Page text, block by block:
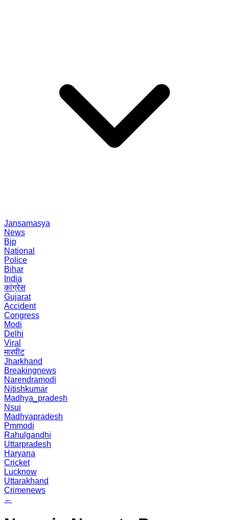
Jansamasya
News
Bjp
National
Police
Bihar
India
कांग्रेस
Gujarat
Accident
Congress
Modi
Delhi
Viral
मारपीट
Jharkhand
Breakingnews
Narendramodi
Nitishkumar
Madhya_pradesh
Nsui
Madhyapradesh
Pmmodi
Rahulgandhi
Uttarpradesh
Haryana
Cricket
Lucknow
Uttarakhand
Crimenews
←